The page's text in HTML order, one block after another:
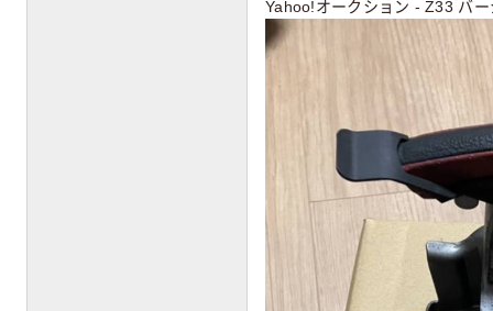
Yahoo!オークション - Z33 バ